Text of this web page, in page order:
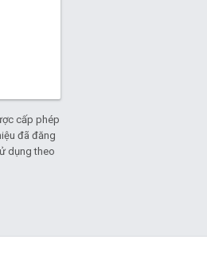
cấp phép
đã đăng
dụng theo